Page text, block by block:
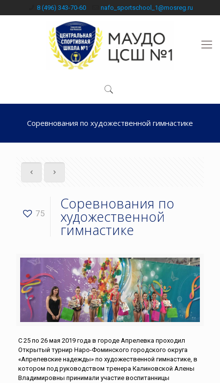
8 (496) 343-70-60 nafo_sportschool_1@mosreg.ru
Соревнования по художественной гимнастике
75
Соревнования по
художественной
гимнастике
С 25 по 26 мая 2019 года в городе Апрелевка проходил
Открытый турнир Наро-Фоминского городского округа
«Апрелевские надежды» по художественной гимнастике, в
котором под руководством тренера Калиновской Алены
Владимировны принимали участие воспитанницы